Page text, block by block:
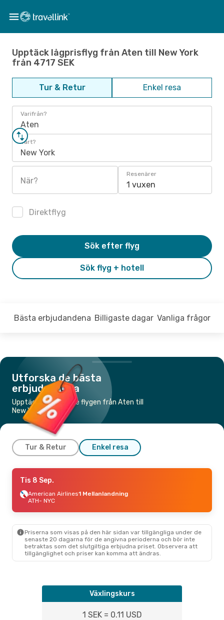
Upptäck lågprisflyg från Aten till New York
från 4717 SEK
Tur & Retur Enkel resa
Varifrån?
Aten
Vart?
New York
När?
Resenärer
1 vuxen
Direktflyg
Sök flyg + hotell
Sök efter flyg
Bästa erbjudandena Billigaste dagar Vanliga frågor
Utforska de bästa
erbjudandena
Upptäck de billigaste flygen från Aten till
New York
Tur & Retur Enkel resa
Ons 2 Sep.
Scandinavian Airlines
1 Mellanlandning
Scandinavian Airlines
NYC
Tis 8 Sep.
American Airlines1 Mellanlandning
ATH- NYC
Priserna som visas på den här sidan var tillgängliga under de
senaste 20 dagarna för de angivna perioderna och bör inte
betraktas som det slutgiltiga erbjudna priset. Observera att
tillgänglighet och priser kan komma att ändras.
Växlingskurs
1 SEK = 0.11 USD